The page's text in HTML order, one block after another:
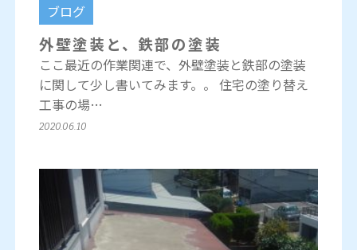
ブログ
外壁塗装と、鉄部の塗装
ここ最近の作業関連で、外壁塗装と鉄部の塗装
に関して少し書いてみます。。 住宅の塗り替え
工事の場…
2020.06.10